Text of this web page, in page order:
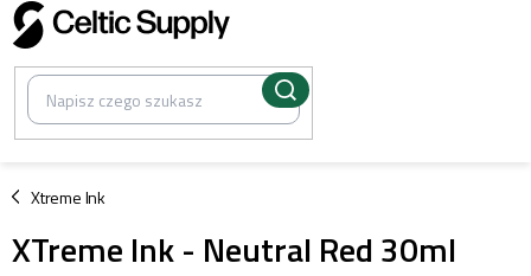
Przejść
do
treści
Xtreme Ink
/
XTreme Ink - Neutral Red 30ml